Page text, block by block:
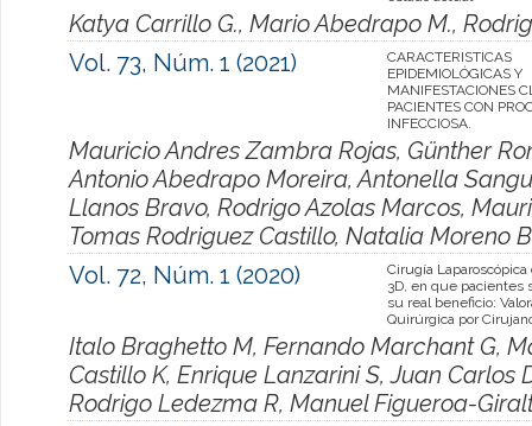
Katya Carrillo G., Mario Abedrapo M.,
Vol. 73, Núm. 1 (2021)
CARACTERISTICAS
EPIDEMIOLÓGICAS Y
MANIFESTACIONES
PACIENTES CON
INFECCIOSA.
Mauricio Andres Zambra Rojas, Günther
Antonio Abedrapo Moreira, Antonella
Llanos Bravo, Rodrigo Azolas Marcos,
Tomas Rodriguez Castillo, Natalia Moreno
Vol. 72, Núm. 1 (2020)
Cirugía
3D, en que pacientes
su real beneficio:
Quirúrgica por
Italo Braghetto M, Fernando Marchant G,
Castillo K, Enrique Lanzarini S, Juan Carlos
Rodrigo Ledezma R, Manuel Figueroa-